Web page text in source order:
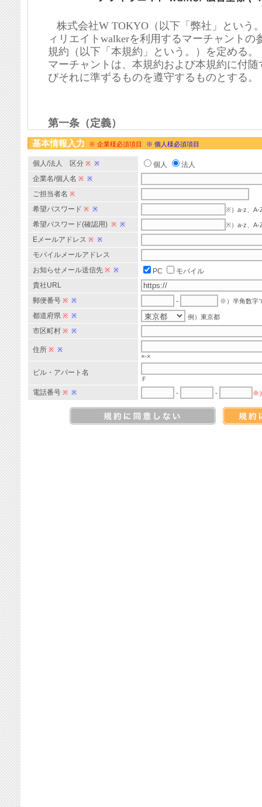
基本情報入力 ※ 企業様必須項目 ※ 個人様必須項目
個人/法人 区分 ※ ※ 個人
法人
企業名/個人名 ※ ※
ご担当者名 ※
希望パスワード ※ ※ ※）a-z、A-
希望パスワード(確認用) ※ ※ ※）a-z、A-
Eメールアドレス ※ ※
モバイルメールアドレス
お知らせメール送信先 ※ ※ PC
モバイル
貴社URL
郵便番号 ※ ※ - ※）半角数字
都道府県 ※ ※ 例）東京都
市区町村 ※ ※
住所 ※ ※
×-×
ビル・アパート名
Ｆ
電話番号 ※ ※ - - ※